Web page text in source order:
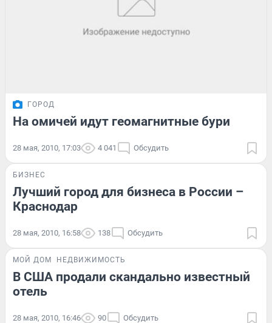
ГОРОД
На омичей идут геомагнитные бури
28 мая, 2010, 17:03 4 041 Обсудить
БИЗНЕС
Лучший город для бизнеса в России –
Краснодар
28 мая, 2010, 16:58 138 Обсудить
МОЙ ДОМ НЕДВИЖИМОСТЬ
В США продали скандально известный
отель
28 мая, 2010, 16:46 90 Обсудить